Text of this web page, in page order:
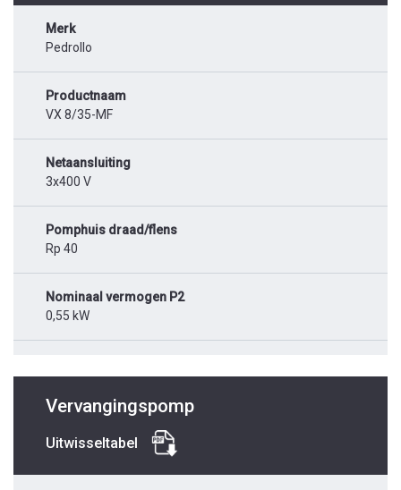
Merk
Pedrollo
Productnaam
VX 8/35-MF
Netaansluiting
3x400 V
Pomphuis draad/flens
Rp 40
Nominaal vermogen P2
0,55 kW
Vervangingspomp
Uitwisseltabel